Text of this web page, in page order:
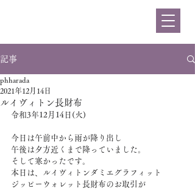
記事
ルイヴィトン長財布
phharada
2021年12月14日
令和3年12月14日(火)
今日は午前中から雨が降り出し
午後は夕方近くまで降っていました。
そして寒かったです。
本日は、ルイヴィトンダミエグラフィット
ジッピーウォレット長財布のお取引が